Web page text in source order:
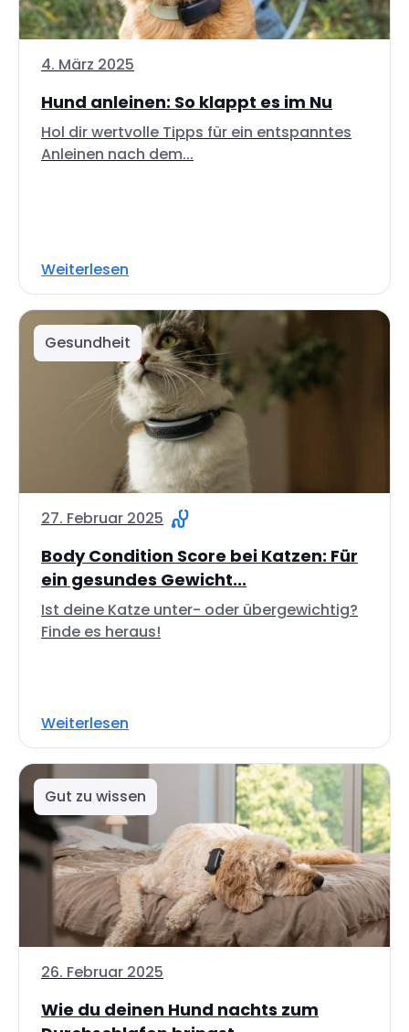
4. März 2025
Hund anleinen: So klappt es im Nu
Hol dir wertvolle Tipps für ein entspanntes
Anleinen nach dem...
Weiterlesen
Gesundheit
27. Februar 2025
Body Condition Score bei Katzen: Für
ein gesundes Gewicht...
Ist deine Katze unter- oder übergewichtig?
Finde es heraus!
Weiterlesen
Gut zu wissen
26. Februar 2025
Wie du deinen Hund nachts zum